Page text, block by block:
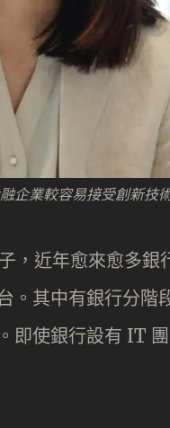
企業較容易接受創新技
，近年愈來愈多銀
。其中有銀行分階
即使銀行設有 IT